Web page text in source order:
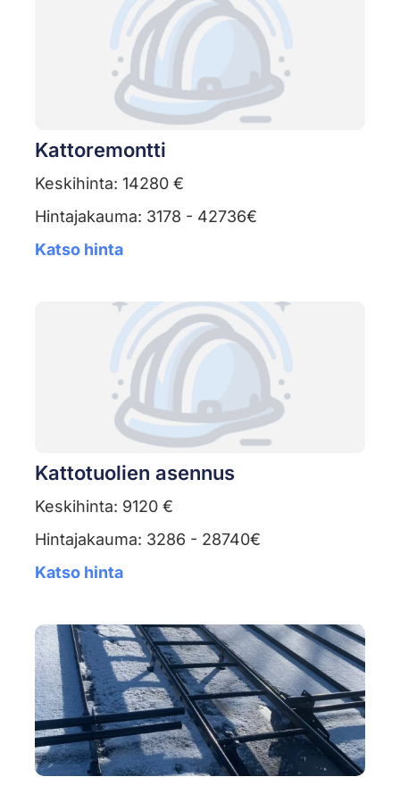
Kattoremontti
Keskihinta: 14280 €
Hintajakauma: 3178 - 42736€
Katso hinta
Kattotuolien asennus
Keskihinta: 9120 €
Hintajakauma: 3286 - 28740€
Katso hinta